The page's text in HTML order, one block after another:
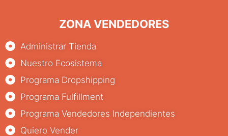
ZONA VENDEDORES
Administrar Tienda
Nuestro Ecosistema
Programa Dropshipping
Programa Fulfillment
Programa Vendedores Independientes
Quiero Vender